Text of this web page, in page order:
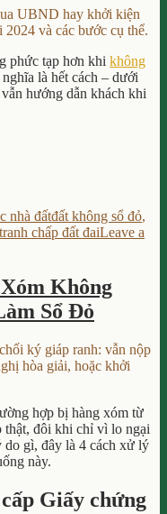
UBND hay khởi kiện
và các bước cụ thể.
phức tạp hơn khi không
là hết cách – dưới
hướng dẫn khách khi
nhà đấtTags
đất không sổ đỏ,
tranh chấp đất đaiLeave a
Không
Sổ Đỏ
ký giáp ranh: vẫn nộp
hòa giải, hoặc khởi
hợp bị hàng xóm từ
thật, đôi khi chỉ vì lo ngại
do gì, đây là 4 cách xử lý
này.
Giấy chứng